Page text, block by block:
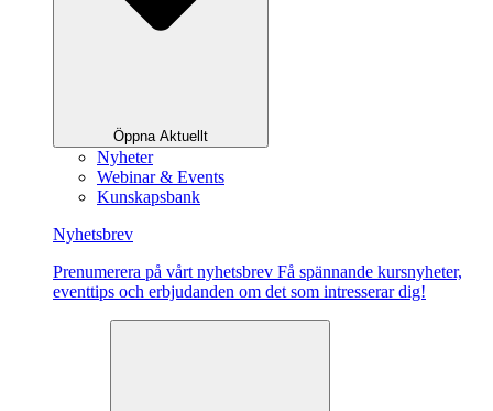
Öppna Aktuellt
Nyheter
Webinar & Events
Kunskapsbank
Nyhetsbrev
Pre­nu­me­re­ra på vårt ny­hets­brev Få spännande kursnyheter,
eventtips och erbjudanden om det som intresserar dig!